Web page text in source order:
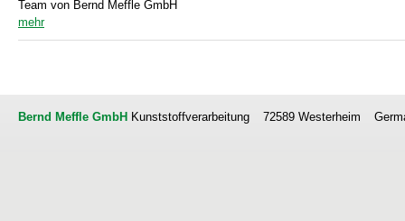
Team von Bernd Meffle GmbH
mehr
Bernd Meffle GmbH Kunststoffverarbeitung 72589 Westerheim